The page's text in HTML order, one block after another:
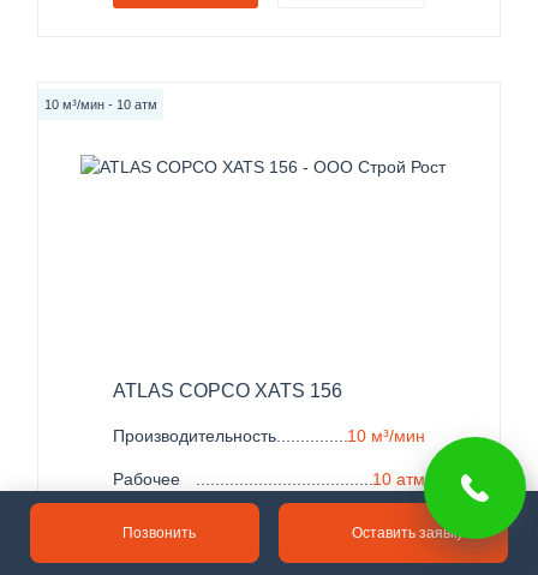
Позвонить Оставить заявку
10 м³/мин - 10 атм
ATLAS COPCO XATS 156
Производительность 10 м³/мин
Рабочее
давление
10 атм